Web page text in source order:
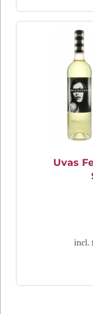
Uvas
incl.